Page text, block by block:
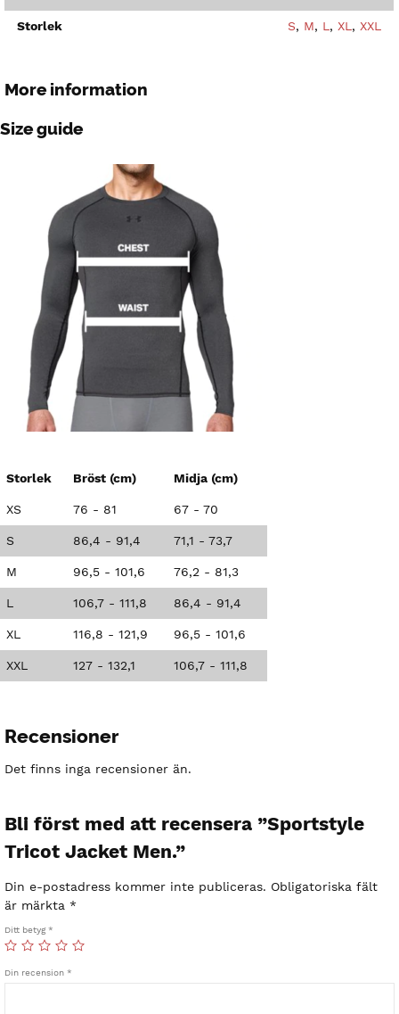
Storlek S, M, L , XL , XXL
More information
Size guide
Storlek Bröst (cm) Midja (cm)
XS 76 - 81 67 - 70
S 86,4 - 91,4 71,1 - 73,7
M 96,5 - 101,6 76,2 - 81,3
L 106,7 - 111,8 86,4 - 91,4
XL 116,8 - 121,9 96,5 - 101,6
XXL 127 - 132,1 106,7 - 111,8
Recensioner
Det finns inga recensioner än.
Bli först med att recensera ”Sportstyle
Tricot Jacket Men.”
Din e-postadress kommer inte publiceras. Obligatoriska fält
är märkta*
Ditt betyg*
Din recension*